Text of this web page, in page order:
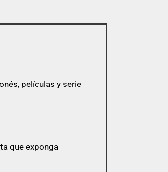
privado en el
películas y serie
que exponga